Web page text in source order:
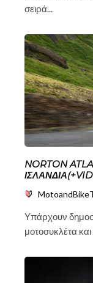
σειρά...
NORTON
Υπάρχουν
μοτοσυκλέτα